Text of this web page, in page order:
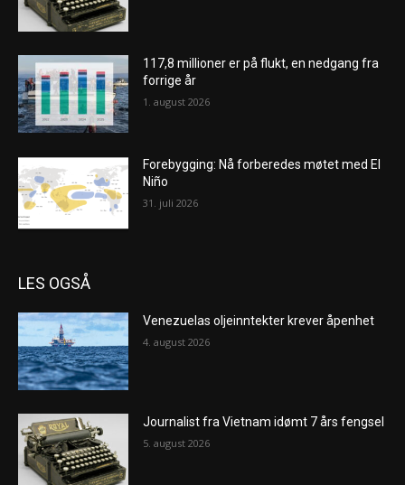
117,8 millioner er på flukt, en nedgang fra
forrige år
1. august 2026
Forebygging: Nå forberedes møtet med El
Niño
31. juli 2026
LES OGSÅ
Venezuelas oljeinntekter krever åpenhet
4. august 2026
Journalist fra Vietnam idømt 7 års fengsel
5. august 2026